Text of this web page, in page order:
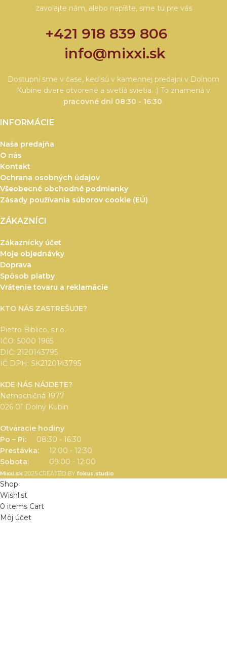
zavolajte nám, alebo napíšte, sme tu pre vás
+421 918 839 806
info@mixxi.sk
Dostupní sme v čase, keď sú v kamennej predajni v Dolnom
Kubíne dvere otvorené a svetlá svietia. :) To znamená v
pracovné dni 08:30 - 16:30.
INFORMÁCIE
Naša predajňa
O nás
Kontakt
Ochrana osobných údajov
Všeobecné obchodné podmienky
Zásady používania súborov cookie (EÚ)
ZÁKAZNÍCI
Zákaznícky účet
Moje objednávky
Doprava
Spôsob platby
Vrátenie tovaru a reklamácie
KTO NÁS ZASTREŠUJE?
Pietro Biblico, s.r.o.
IČO: 5000 1965
DIČ: 2120143795
IČ DPH: SK2120143795
KDE NÁS NÁJDETE?
Nemocničná 1977
026 01 Dolný Kubín
Otváracie hodiny
Po – Pi:
08:30 - 16:30
Prestávka:
12:00 - 12:30
Sobota:
09:00 - 12:00
Mixxi.sk 2025 CREATED BY fokus.studio.
Shop
Wishlist
0 items Cart
Môj účet